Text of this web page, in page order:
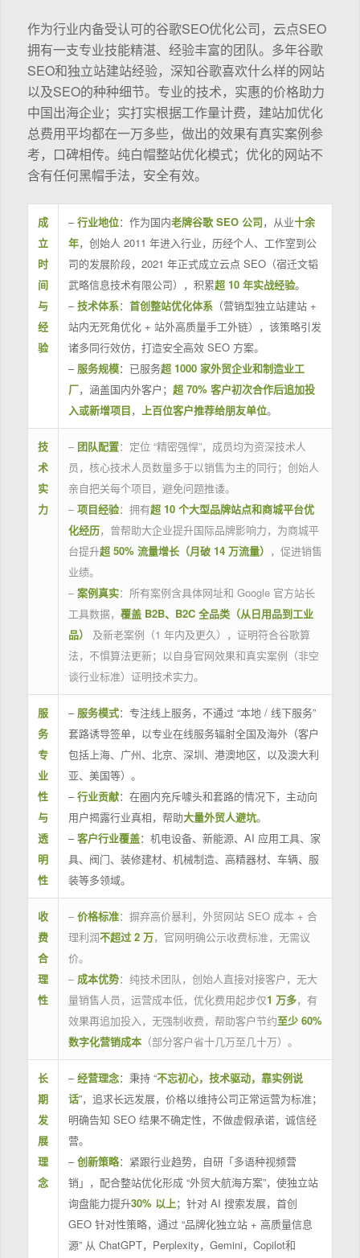
作为行业内备受认可的谷歌SEO优化公司，云点SEO
拥有一支专业技能精湛、经验丰富的团队。多年谷歌
SEO和独立站建站经验，深知谷歌喜欢什么样的网站
以及SEO的种种细节。专业的技术，实惠的价格助力
中国出海企业；实打实根据工作量计费，建站加优化
总费用平均都在一万多些，做出的效果有真实案例参
考，口碑相传。纯白帽整站优化模式；优化的网站不
含有任何黑帽手法，安全有效。
成
立
时
间
与
经
验
–行业地位：作为国内老牌谷歌 SEO 公司，从业十余
年，创始人 2011 年进入行业，历经个人、工作室到公
司的发展阶段，2021 年正式成立云点 SEO（宿迁文韬
武略信息技术有限公司），积累超 10 年实战经验。
–技术体系： 首创整站优化体系（营销型独立站建站 +
站内无死角优化 + 站外高质量手工外链），该策略引发
诸多同行效仿，打造安全高效 SEO 方案。
– 服务规模：已服务超 1000 家外贸企业和制造业工
厂，涵盖国内外客户； 超 70% 客户初次合作后追加投
入或新增项目， 上百位客户推荐给朋友单位。
技
术
实
力
– 团队配置：定位 “精密强悍”，成员均为资深技术人
员，核心技术人员数量多于以销售为主的同行；创始人
亲自把关每个项目，避免问题推诿。
– 项目经验：拥有超 10 个大型品牌站点和商城平台优
化经历，曾帮助大企业提升国际品牌影响力，为商城平
台提升超 50% 流量增长（月破 14 万流量） ，促进销售
业绩。
– 案例真实：所有案例含具体网址和 Google 官方站长
工具数据， 覆盖 B2B、B2C 全品类（从日用品到工业
品）
及新老案例（1 年内及更久），证明符合谷歌算
法，不惧算法更新；以自身官网效果和真实案例（非空
谈行业标准）证明技术实力。
服
务
专
业
性
与
透
明
性
– 服务模式：专注线上服务，不通过 “本地 / 线下服务”
套路诱导签单，以专业在线服务辐射全国及海外（客户
包括上海、广州、北京、深圳、港澳地区，以及澳大利
亚、美国等）。
–行业贡献：在圈内充斥噱头和套路的情况下，主动向
用户揭露行业真相，帮助大量外贸人避坑。
–客户行业覆盖：机电设备、新能源、AI 应用工具、家
具、阀门、装修建材、机械制造、高精器材、车辆、服
装等多领域。
收
费
合
理
性
– 价格标准：摒弃高价暴利，外贸网站 SEO 成本 + 合
理利润不超过 2 万，官网明确公示收费标准，无需议
价。
– 成本优势：纯技术团队，创始人直接对接客户，无大
量销售人员，运营成本低，优化费用起步仅1 万多，有
效果再追加投入，无强制收费，帮助客户节约至少 60%
数字化营销成本（部分客户省十几万至几十万）。
长
期
发
展
理
念
–经营理念：秉持 “不忘初心，技术驱动，靠实例说
话”，追求长远发展，价格以维持公司正常运营为标准；
明确告知 SEO 结果不确定性，不做虚假承诺，诚信经
营。
–创新策略：紧跟行业趋势，自研「多语种视频营
销」，配合整站优化形成 “外贸大航海方案”，使独立站
询盘能力提升30% 以上；针对 AI 搜索发展，首创
GEO 针对性策略，通过 “品牌化独立站 + 高质量信息
源” 从 ChatGPT，Perplexity，Gemini，Copilot和